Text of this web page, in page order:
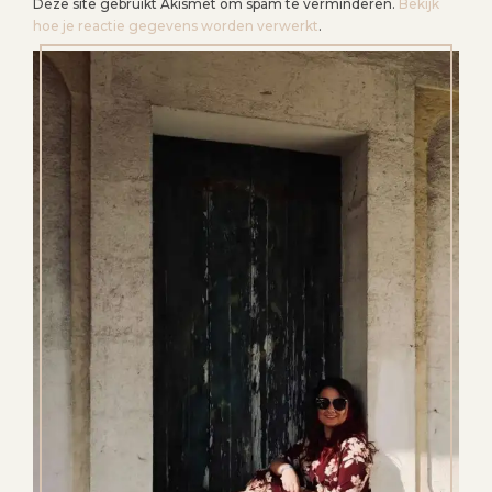
Deze site gebruikt Akismet om spam te verminderen. Bekijk
hoe je reactie gegevens worden verwerkt.